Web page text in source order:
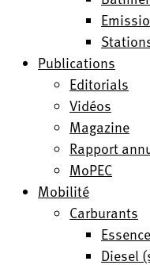
Publications
Editorials
Vidéos
Magazine
Rapport
MoPEC
Mobilité
Carburants
Diesel